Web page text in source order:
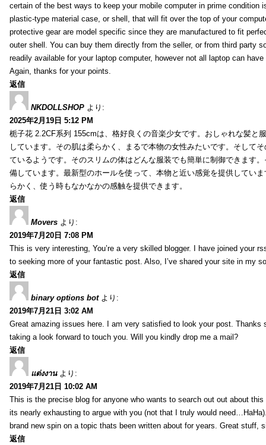
certain of the best ways to keep your mobile computer in prime condition
plastic-type material case, or shell, that will fit over the top of your
protective gear are model specific since they are manufactured to fit
outer shell. You can buy them directly from the seller, or from third party
readily available for your laptop computer, however not all laptop can
Again, thanks for your points.
返信
NKDOLLSHOP より:
2025年2月19日 5:12 PM
栀子花 2.2CF系列 155cmは、格好良くの音楽少女です。おしゃれな髪と
しています。その肌は柔らかく、まるで本物の女性みたいです。そして
ているようです。そのスリムの体はどんな服装でも簡単に制御できます
備しています。最新型のホールを使って、本物と近い感覚を提供してい
らかく、使う時もなかなかの感触を提供できます。
返信
Movers より:
2019年7月20日 7:08 PM
This is very interesting, You’re a very skilled blogger. I have joined your
to seeking more of your fantastic post. Also, I’ve shared your site in my
返信
binary options bot より:
2019年7月21日 3:02 AM
Great amazing issues here. I am very satisfied to look your post. Thanks
taking a look forward to touch you. Will you kindly drop me a mail?
返信
แต่งงาน より:
2019年7月21日 10:02 AM
This is the precise blog for anyone who wants to search out out about
its nearly exhausting to argue with you (not that I truly would
brand new spin on a topic thats been written about for years. Great stuff,
返信